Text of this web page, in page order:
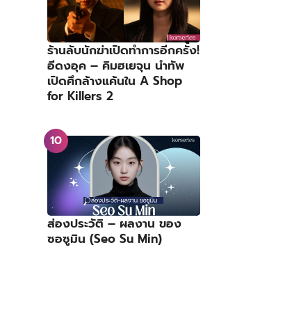
ร้านลับนักฆ่าเปิดทำการอีกครั้ง!
อีดงอุค – คิมฮเยจุน นำทัพ
เปิดศึกล้างแค้นใน A Shop
for Killers 2
ส่องประวัติ – ผลงาน ของ
ซอซูมิน (Seo Su Min)